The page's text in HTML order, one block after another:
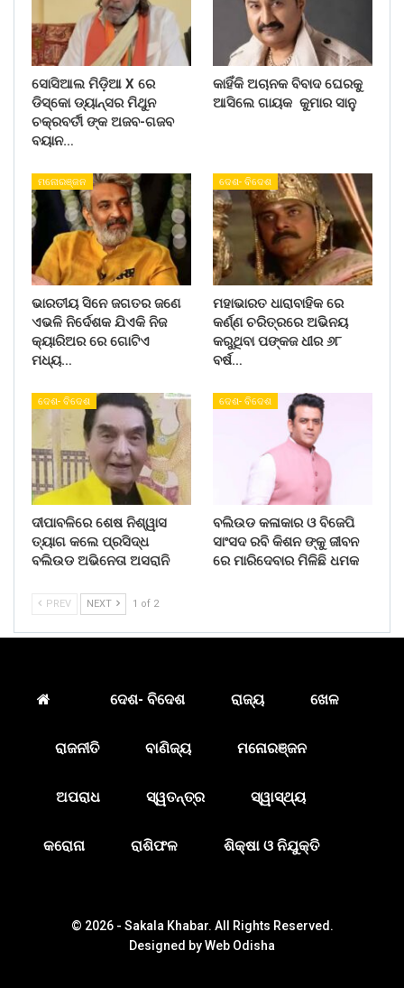
ସୋସିଆଲ ମିଡ଼ିଆ X ରେ
ଡିସ୍କୋ ଡ୍ୟାନ୍ସର ମିଥୁନ
ଚକ୍ରବର୍ତୀ ଙ୍କ ଅଜବ-ଗଜବ
ବୟାନ…
କାହିଁକି ଅଚାନକ ବିବାଦ ଘେରକୁ
ଆସିଲେ ଗାୟକ କୁମାର ସାନୁ
ମନୋରଞ୍ଜନ
ଭାରତୀୟ ସିନେ ଜଗତର ଜଣେ
ଏଭଳି ନିର୍ଦେଶକ ଯିଏକି ନିଜ
କ୍ୟାରିଅର ରେ ଗୋଟିଏ
ମଧ୍ୟ…
ଦେଶ- ବିଦେଶ
ମହାଭାରତ ଧାରାବାହିକ ରେ
କର୍ଣ୍ଣ ଚରିତ୍ରରେ ଅଭିନୟ
କରୁଥିବା ପଙ୍କଜ ଧୀର ୬୮
ବର୍ଷ…
ଦେଶ- ବିଦେଶ
ଦୀପାବଳିରେ ଶେଷ ନିଶ୍ୱାସ
ତ୍ୟାଗ କଲେ ପ୍ରସିଦ୍ଧ
ବଲିଉଡ ଅଭିନେତା ଅସରାନି
ଦେଶ- ବିଦେଶ
ବଲିଉଡ କଳାକାର ଓ ବିଜେପି
ସାଂସଦ ରବି କିଶନ ଙ୍କୁ ଜୀବନ
ରେ ମାରିଦେବାର ମିଳିଛି ଧମକ
PREV NEXT 1 of 2
ଦେଶ- ବିଦେଶ ରାଜ୍ୟ ଖେଳ
ରାଜନୀତି ବାଣିଜ୍ୟ ମନୋରଞ୍ଜନ
ଅପରାଧ ସ୍ୱତନ୍ତ୍ର ସ୍ୱାସ୍ଥ୍ୟ
କରୋନା ରାଶିଫଳ ଶିକ୍ଷା ଓ ନିଯୁକ୍ତି
© 2026 - Sakala Khabar. All Rights Reserved.
Designed byWeb Odisha